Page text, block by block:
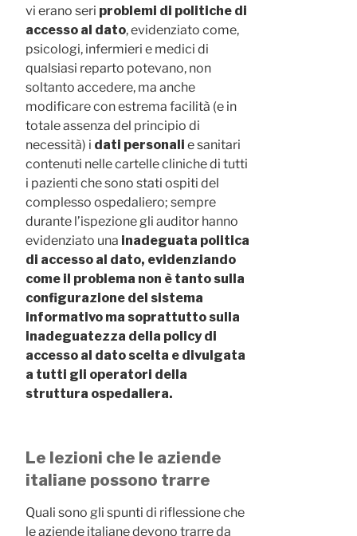
vi erano seri problemi di politiche di
accesso al dato, evidenziato come,
psicologi, infermieri e medici di
qualsiasi reparto potevano, non
soltanto accedere, ma anche
modificare con estrema facilità (e in
totale assenza del principio di
necessità) i dati personali e sanitari
contenuti nelle cartelle cliniche di tutti
i pazienti che sono stati ospiti del
complesso ospedaliero; sempre
durante l’ispezione gli auditor hanno
evidenziato una inadeguata politica
di accesso al dato, evidenziando
come il problema non è tanto sulla
configurazione del sistema
informativo ma soprattutto sulla
inadeguatezza della policy di
accesso al dato scelta e divulgata
a tutti gli operatori della
struttura ospedaliera.
Le lezioni che le aziende
italiane possono trarre
Quali sono gli spunti di riflessione che
le aziende italiane devono trarre da